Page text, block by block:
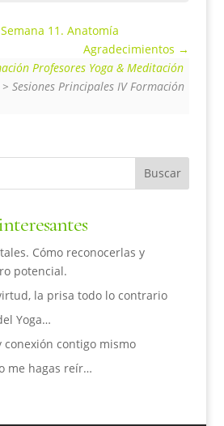
11. Anatomía
Agradecimientos
Profesores Yoga & Meditación
Sesiones Principales IV Formación
Cómo reconocerlas y
potencial.
la prisa todo lo contrario
Yoga…
conexión contigo mismo
me hagas reír…